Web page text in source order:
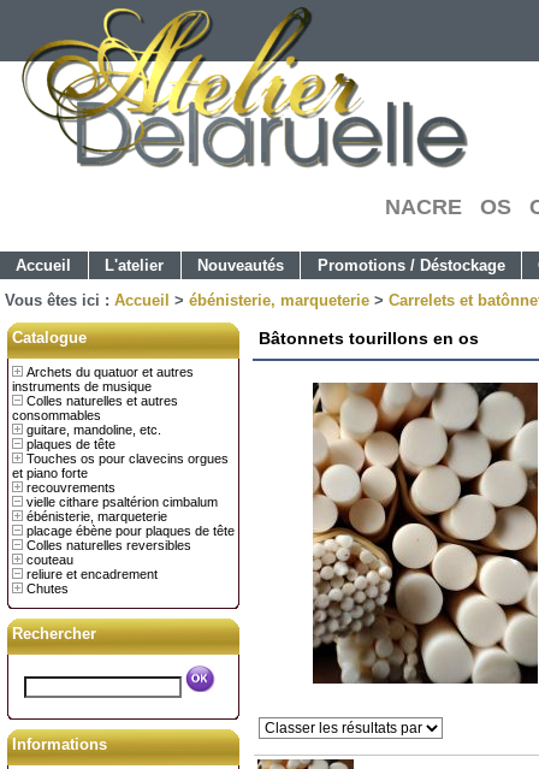
NACRE OS
Accueil L'atelier Nouveautés Promotions / Déstockage
Vous êtes ici : Accueil > ébénisterie, marqueterie > Carrelets et
Catalogue
Archets du quatuor et autres
instruments de musique
Colles naturelles et autres
consommables
guitare, mandoline, etc.
plaques de tête
Touches os pour clavecins orgues
et piano forte
recouvrements
vielle cithare psaltérion cimbalum
ébénisterie, marqueterie
placage ébène pour plaques de tête
Colles naturelles reversibles
couteau
reliure et encadrement
Chutes
Rechercher
Informations
Bâtonnets tourillons en os